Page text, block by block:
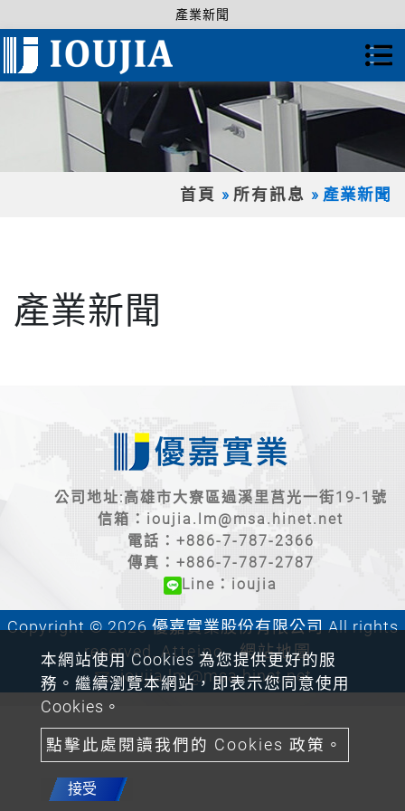
產業新聞
首頁 所有訊息 產業新聞
產業新聞
本網站使用 Cookies 為您提供更好的服
務。繼續瀏覽本網站，即表示您同意使用
Cookies。
點擊此處閱讀我們的 Cookies 政策。
接受
公司地址:高雄市大寮區過溪里莒光一街19-1號
信箱： ioujia.lm@msa.hinet.net
電話： +886-7-787-2366
傳真：+886-7-787-2787
Line：ioujia
Copyright © 2026 優嘉實業股份有限公司 All rights
reserved. Atteipo. 網站地圖
ioujia.lm@msa.hinet.net